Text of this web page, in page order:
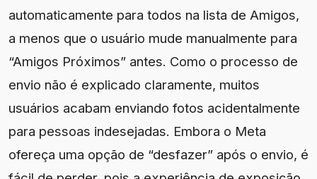
automaticamente para todos na lista de Amigos,
a menos que o usuário mude manualmente para
“Amigos Próximos” antes. Como o processo de
envio não é explicado claramente, muitos
usuários acabam enviando fotos acidentalmente
para pessoas indesejadas. Embora o Meta
ofereça uma opção de “desfazer” após o envio, é